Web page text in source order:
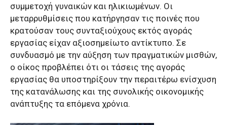
συμμετοχή γυναικών και ηλικιωμένων. Οι
μεταρρυθμίσεις που κατήργησαν τις ποινές που
κρατούσαν τους συνταξιούχους εκτός αγοράς
εργασίας είχαν αξιοσημείωτο αντίκτυπο. Σε
συνδυασμό με την αύξηση των πραγματικών μισθών,
ο οίκος προβλέπει ότι οι τάσεις της αγοράς
εργασίας θα υποστηρίξουν την περαιτέρω ενίσχυση
της κατανάλωσης και της συνολικής οικονομικής
ανάπτυξης τα επόμενα χρόνια.